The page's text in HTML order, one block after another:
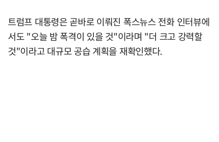
트럼프 대통령은 곧바로 이뤄진 폭스뉴스 전화 인터뷰에
서도 "오늘 밤 폭격이 있을 것"이라며 "더 크고 강력할
것"이라고 대규모 공습 계획을 재확인했다.